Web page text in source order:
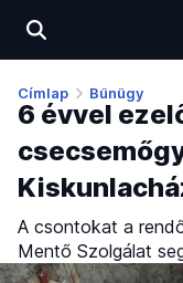
Címlap Bűnügy
6 évvel
A csontokat a
Mentő Szolgálat